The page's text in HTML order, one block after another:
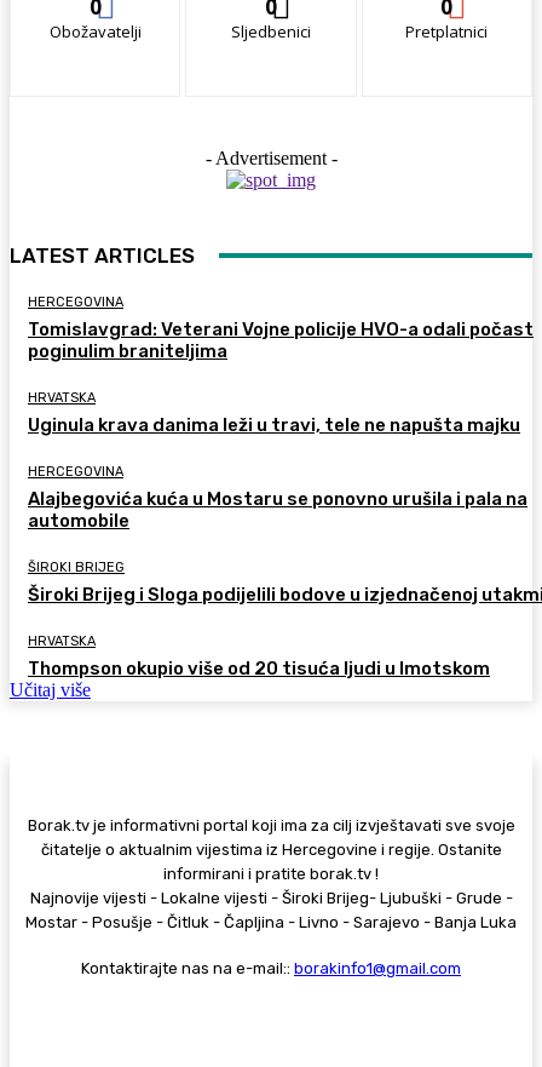
0
Obožavatelji
0
Sljedbenici
0
Pretplatnici
- Advertisement -
LATEST ARTICLES
HERCEGOVINA
Tomislavgrad: Veterani Vojne policije HVO-a odali počast
poginulim braniteljima
HRVATSKA
Uginula krava danima leži u travi, tele ne napušta majku
HERCEGOVINA
Alajbegovića kuća u Mostaru se ponovno urušila i pala na
automobile
ŠIROKI BRIJEG
Široki Brijeg i Sloga podijelili bodove u izjednačenoj
HRVATSKA
Thompson okupio više od 20 tisuća ljudi u Imotskom
Učitaj više
Borak.tv je informativni portal koji ima za cilj izvještavati sve svoje
čitatelje o aktualnim vijestima iz Hercegovine i regije. Ostanite
informirani i pratite borak.tv !
Najnovije vijesti - Lokalne vijesti - Široki Brijeg- Ljubuški - Grude -
Mostar - Posušje - Čitluk - Čapljina - Livno - Sarajevo - Banja Luka
Kontaktirajte nas na e-mail:: borakinfo1@gmail.com